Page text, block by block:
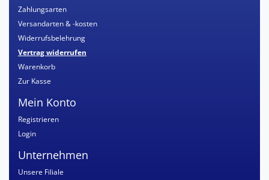
Zahlungsarten
Versandarten & -kosten
Widerrufsbelehrung
Vertrag widerrufen
Warenkorb
Zur Kasse
Mein Konto
Registrieren
Login
Unternehmen
Unsere Filiale